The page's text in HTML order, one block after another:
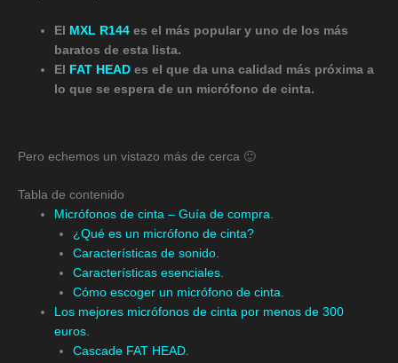
El MXL R144 es el más popular y uno de los más
baratos de esta lista.
El
FAT HEAD es el que da una calidad más próxima a
lo que se espera de un micrófono de cinta.
Pero echemos un vistazo más de cerca 🙂
Tabla de contenido
Micrófonos de cinta – Guía de compra.
¿Qué es un micrófono de cinta?
Características de sonido.
Características esenciales.
Cómo escoger un micrófono de cinta.
Los mejores micrófonos de cinta por menos de 300
euros.
Cascade FAT HEAD.